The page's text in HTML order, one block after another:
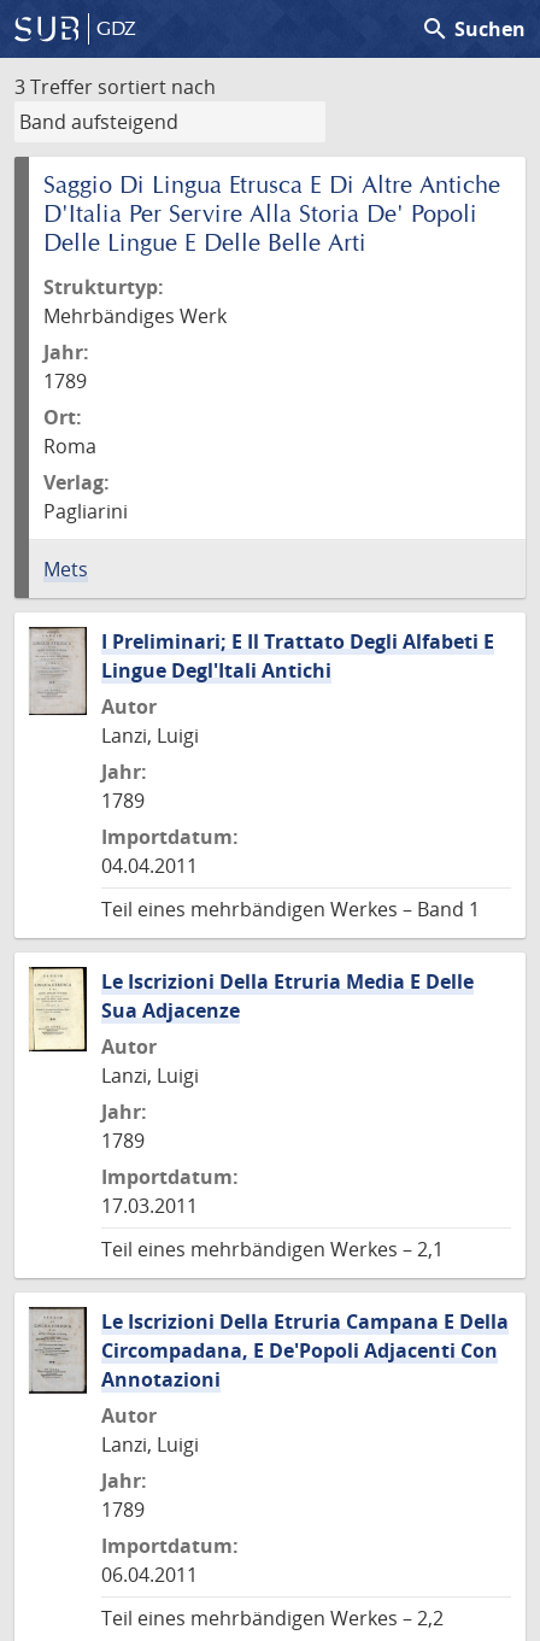
GDZ search Suchen
3 Treffer sortiert nach
Saggio Di Lingua Etrusca E Di Altre Antiche
D'Italia Per Servire Alla Storia De' Popoli
Delle Lingue E Delle Belle Arti
Strukturtyp:
Mehrbändiges Werk
Jahr:
1789
Ort:
Roma
Verlag:
Pagliarini
Mets
I Preliminari; E Il Trattato Degli Alfabeti E
Lingue Degl'Itali Antichi
Autor
Lanzi, Luigi
Jahr:
1789
Importdatum:
04.04.2011
Teil eines mehrbändigen Werkes – Band 1
Le Iscrizioni Della Etruria Media E Delle
Sua Adjacenze
Autor
Lanzi, Luigi
Jahr:
1789
Importdatum:
17.03.2011
Teil eines mehrbändigen Werkes – 2,1
Le Iscrizioni Della Etruria Campana E Della
Circompadana, E De'Popoli Adjacenti Con
Annotazioni
Autor
Lanzi, Luigi
Jahr:
1789
Importdatum:
06.04.2011
Teil eines mehrbändigen Werkes – 2,2